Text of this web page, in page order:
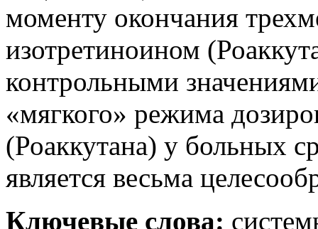
моменту окончания
изотретиноином
контрольными
«мягкого» режима
(Роаккутана) у больных
является весьма
Ключевые слова: